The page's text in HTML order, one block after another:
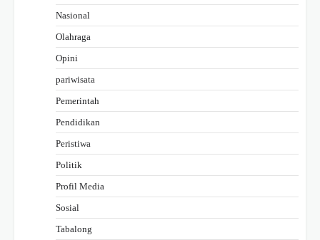
Nasional
Olahraga
Opini
pariwisata
Pemerintah
Pendidikan
Peristiwa
Politik
Profil Media
Sosial
Tabalong